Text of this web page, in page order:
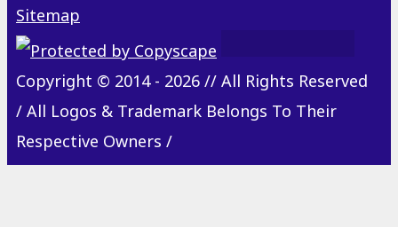
Sitemap
Copyright © 2014 - 2026 // All Rights Reserved
/ All Logos & Trademark Belongs To Their
Respective Owners /